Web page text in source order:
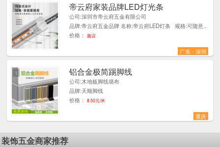
帝云府家装品牌LED灯光条
公司:深圳市帝云府五金有限公司
品牌:帝云府五金品牌 名称:帝云府LED灯条 规格:可随意..
价格：
面议
广东 - 深圳
1
铝合金极简踢脚线
公司:木地板脚线墙布
品牌:天顺脚线
价格：
8.50元/米
重庆
1
装饰五金商家推荐